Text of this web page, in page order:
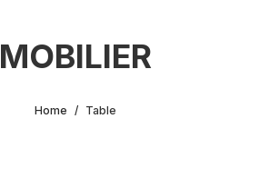
MOBILIER
Home Table